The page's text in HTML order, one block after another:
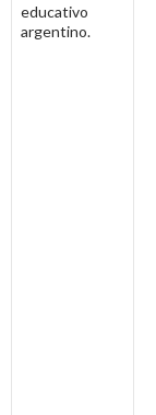
educativo
argentino.